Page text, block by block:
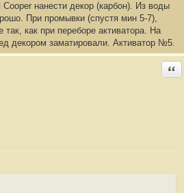
Cooper нанести декор (карбон). Из воды
При промывки (спустя мин 5-7),
так, как при переборе активатора. На
декором заматировали. Активатор №5.